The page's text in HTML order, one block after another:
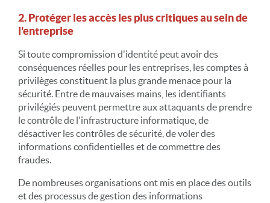
2. Protéger les accès les plus critiques au sein de
l'entreprise
Si toute compromission d'identité peut avoir des
conséquences réelles pour les entreprises, les comptes à
privilèges constituent la plus grande menace pour la
sécurité. Entre de mauvaises mains, les identifiants
privilégiés peuvent permettre aux attaquants de prendre
le contrôle de l'infrastructure informatique, de
désactiver les contrôles de sécurité, de voler des
informations confidentielles et de commettre des
fraudes.
De nombreuses organisations ont mis en place des outils
et des processus de gestion des informations